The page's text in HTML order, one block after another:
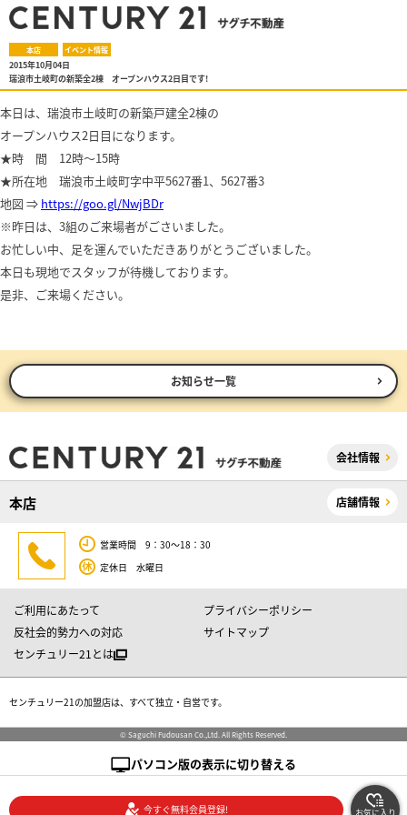
本店 イベント情報
2015年10月04日
瑞浪市土岐町の新築全2棟 オープンハウス2日目です!
本日は、瑞浪市土岐町の新築戸建全2棟の
オープンハウス2日目になります。
★時 間 12時～15時
★所在地 瑞浪市土岐町字中平5627番1、5627番3
地図 ⇒ https://goo.gl/NwjBDr
※昨日は、3組のご来場者がごさいました。
お忙しい中、足を運んでいただきありがとうございました。
本日も現地でスタッフが待機しております。
是非、ご来場ください。
お知らせ一覧
会社情報
本店 店舗情報
営業時間 9：30～18：30
定休日 水曜日
ご利用にあたって
プライバシーポリシー
反社会的勢力への対応
サイトマップ
センチュリー21とは
センチュリー21の加盟店は、すべて独立・自営です。
© Saguchi Fudousan Co.,Ltd. All Rights Reserved.
パソコン版の表示に切り替える
今すぐ無料会員登録!